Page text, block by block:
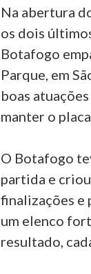
Na abertura
os dois
Botafogo
Parque, em
boas
manter o
O Botafogo
partida e
finalizações e
um elenco
resultado,